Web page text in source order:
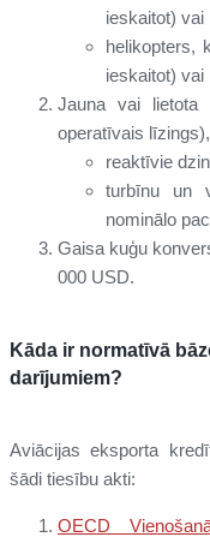
ieskaitot)
helikopters,
ieskaitot)
Jauna vai lietota
operatīvais
reaktīvie
turbīnu un
nominālo
Gaisa kuģu
000 USD.
Kāda ir normatīvā
darījumiem?
Aviācijas eksporta
šādi tiesību akti:
OECD